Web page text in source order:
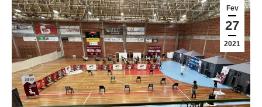
Fev
27
2021